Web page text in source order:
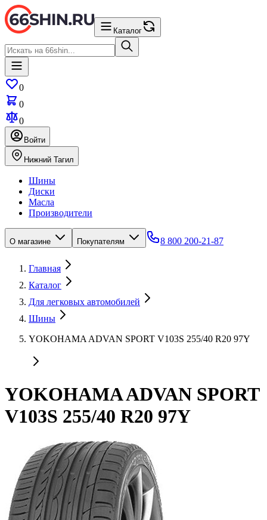
Каталог
0
0
0
Войти
Нижний Тагил
Шины
Диски
Масла
Производители
О магазине Покупателям 8 800 200-21-87
Главная
Каталог
Для легковых автомобилей
Шины
YOKOHAMA ADVAN SPORT V103S 255/40 R20 97Y
YOKOHAMA ADVAN SPORT
V103S 255/40 R20 97Y